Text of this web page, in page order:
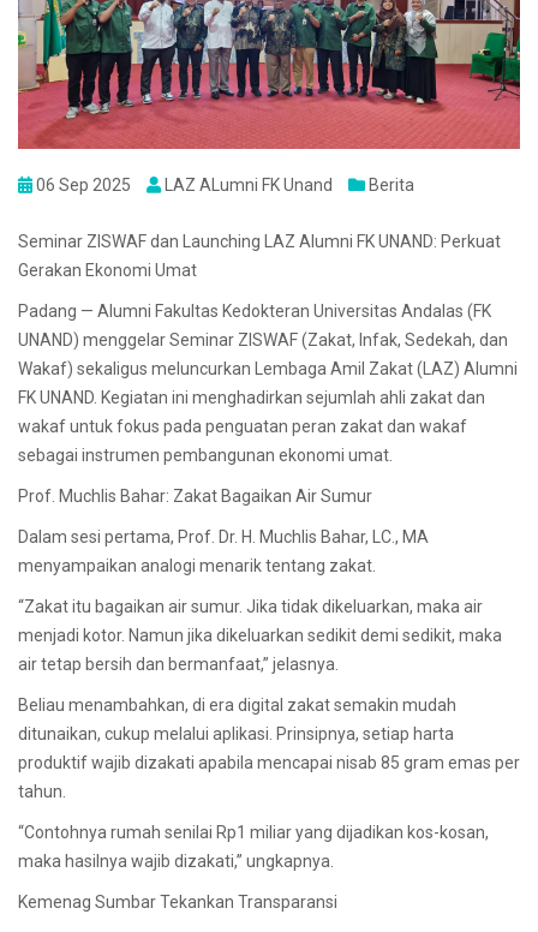
06 Sep 2025 LAZ ALumni FK Unand Berita
Seminar ZISWAF dan Launching LAZ Alumni FK UNAND: Perkuat
Gerakan Ekonomi Umat
Padang — Alumni Fakultas Kedokteran Universitas Andalas (FK
UNAND) menggelar Seminar ZISWAF (Zakat, Infak, Sedekah, dan
Wakaf) sekaligus meluncurkan Lembaga Amil Zakat (LAZ) Alumni
FK UNAND. Kegiatan ini menghadirkan sejumlah ahli zakat dan
wakaf untuk fokus pada penguatan peran zakat dan wakaf
sebagai instrumen pembangunan ekonomi umat.
Prof. Muchlis Bahar: Zakat Bagaikan Air Sumur
Dalam sesi pertama, Prof. Dr. H. Muchlis Bahar, LC., MA
menyampaikan analogi menarik tentang zakat.
“Zakat itu bagaikan air sumur. Jika tidak dikeluarkan, maka air
menjadi kotor. Namun jika dikeluarkan sedikit demi sedikit, maka
air tetap bersih dan bermanfaat,” jelasnya.
Beliau menambahkan, di era digital zakat semakin mudah
ditunaikan, cukup melalui aplikasi. Prinsipnya, setiap harta
produktif wajib dizakati apabila mencapai nisab 85 gram emas per
tahun.
“Contohnya rumah senilai Rp1 miliar yang dijadikan kos-kosan,
maka hasilnya wajib dizakati,” ungkapnya.
Kemenag Sumbar Tekankan Transparansi